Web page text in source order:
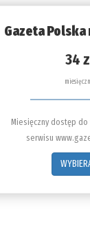
Gazeta
34
Miesięczny dostęp
serwisu